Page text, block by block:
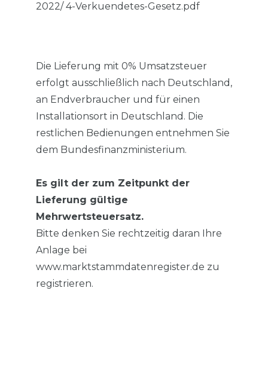
2022/ 4-Verkuendetes-Gesetz.pdf
Die Lieferung mit 0% Umsatzsteuer
erfolgt ausschließlich nach Deutschland,
an Endverbraucher und für einen
Installationsort in Deutschland. Die
restlichen Bedienungen entnehmen Sie
dem Bundesfinanzministerium.
Es gilt der zum Zeitpunkt der
Lieferung gültige
Mehrwertsteuersatz.
Bitte denken Sie rechtzeitig daran Ihre
Anlage bei
www.marktstammdatenregister.de zu
registrieren.